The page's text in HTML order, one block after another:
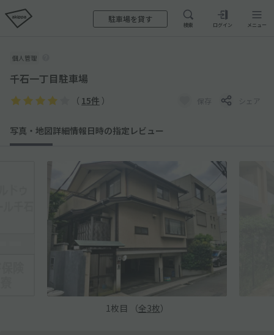
駐車場を貸す
検索 ログイン メニュー
個人管理
千石一丁目駐車場
（ 15件 ） 保存 シェア
写真・地図詳細情報日時の指定 レビュー
1 枚目 （全3枚）